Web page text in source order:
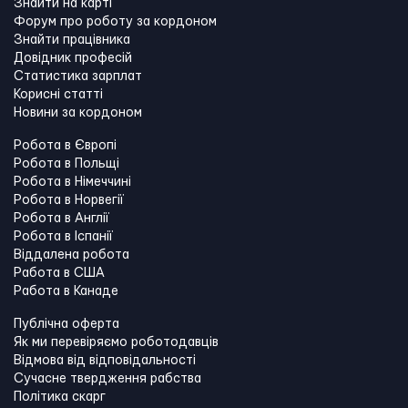
Знайти на карті
Форум про роботу за кордоном
Знайти працівника
Довідник професій
Статистика зарплат
Корисні статті
Новини за кордоном
Робота в Європі
Робота в Польщі
Робота в Німеччині
Робота в Норвегії
Робота в Англії
Робота в Іспанії
Віддалена робота
Работа в США
Работа в Канадe
Публічна оферта
Як ми перевіряємо роботодавців
Відмова від відповідальності
Сучасне твердження рабства
Політика скарг